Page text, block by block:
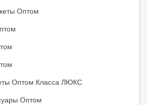
Оптом
Оптом Класса ЛЮКС
Оптом